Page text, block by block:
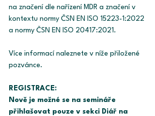
na značení dle nařízení MDR a značení v
kontextu normy ČSN EN ISO 15223-1:2022
a normy ČSN EN ISO 20417:2021.
Více informací naleznete v níže přiložené
pozvánce.
REGISTRACE:
Nově je možné se na semináře
přihlašovat pouze v sekci Diář na